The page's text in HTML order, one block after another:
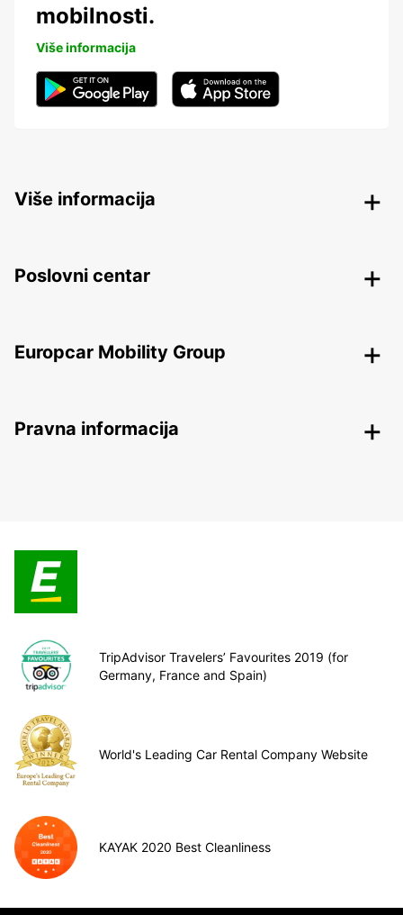
mobilnosti.
Više informacija
Više informacija
Poslovni centar
Europcar Mobility Group
Pravna informacija
TripAdvisor Travelers’ Favourites 2019 (for
Germany, France and Spain)
World's Leading Car Rental Company Website
KAYAK 2020 Best Cleanliness